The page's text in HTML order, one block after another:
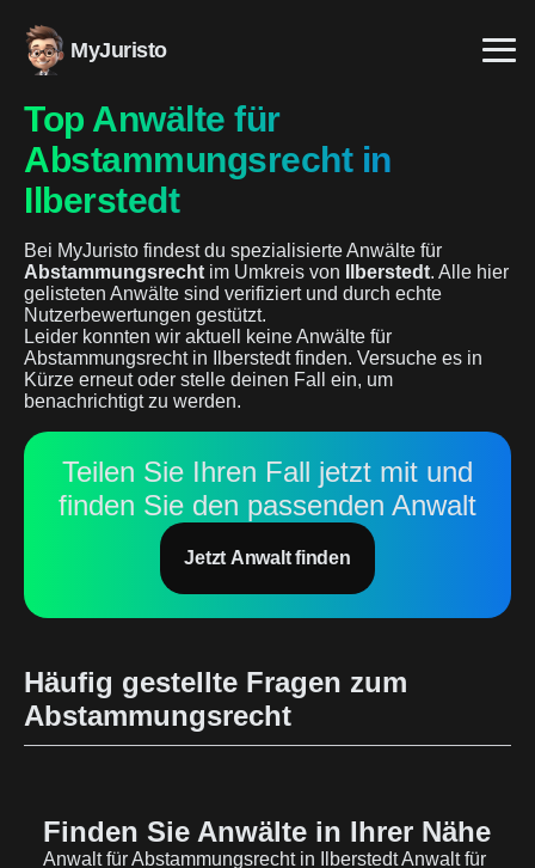
MyJuristo
Top Anwälte für
Abstammungsrecht in
Ilberstedt
Bei MyJuristo findest du spezialisierte Anwälte für
Abstammungsrecht im Umkreis von Ilberstedt. Alle hier
gelisteten Anwälte sind verifiziert und durch echte
Nutzerbewertungen gestützt.
Leider konnten wir aktuell keine Anwälte für
Abstammungsrecht in Ilberstedt finden. Versuche es in
Kürze erneut oder stelle deinen Fall ein, um
benachrichtigt zu werden.
Teilen Sie Ihren Fall jetzt mit und
finden Sie den passenden Anwalt
Jetzt Anwalt finden
Häufig gestellte Fragen zum
Abstammungsrecht
Finden Sie Anwälte in Ihrer Nähe
Anwalt für Abstammungsrecht in IlberstedtAnwalt für